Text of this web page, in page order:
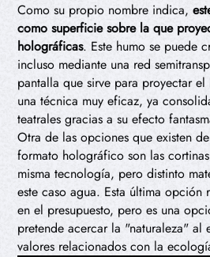
Como su propio nombre indica,
como superficie sobre la que
holográficas. Este humo se puede
incluso mediante una red
pantalla que sirve para proyectar
una técnica muy eficaz, ya
teatrales gracias a su efecto
Otra de las opciones que existen
formato holográfico son las
misma tecnología, pero distinto
este caso agua. Esta última opción
en el presupuesto, pero es una
pretende acercar la "naturaleza" al
valores relacionados con la